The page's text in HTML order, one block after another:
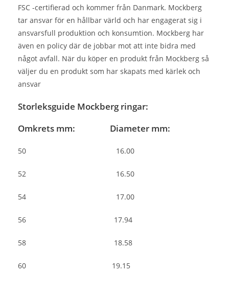
FSC -certifierad och kommer från Danmark. Mockberg
tar ansvar för en hållbar värld och har engagerat sig i
ansvarsfull produktion och konsumtion. Mockberg har
även en policy där de jobbar mot att inte bidra med
något avfall. När du köper en produkt från Mockberg så
väljer du en produkt som har skapats med kärlek och
ansvar
Storleksguide Mockberg ringar:
Omkrets mm: Diameter mm:
50 16.00
52 16.50
54 17.00
56 17.94
58 18.58
60 19.15